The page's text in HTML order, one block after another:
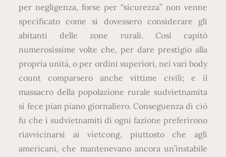
per negligenza, forse per “sicurezza” non venne
specificato come si dovessero considerare gli
abitanti delle zone rurali. Così capitò
numerosissime volte che, per dare prestigio alla
propria unità, o per ordini superiori, nei vari body
count comparsero anche vittime civili; e il
massacro della popolazione rurale sudvietnamita
si fece pian piano giornaliero. Conseguenza di ciò
fu che i sudvietnamiti di ogni fazione preferirono
riavvicinarsi ai vietcong, piuttosto che agli
americani, che mantenevano ancora un’instabile